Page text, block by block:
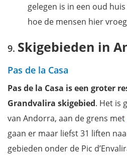
gelegen is in een oud
hoe de mensen hier
Skigebieden in
Pas de la Casa
Pas de la Casa is een groter
Grandvalira skigebied. Het is
van Andorra, aan de grens met
gaan er maar liefst 31 liften
gebieden onder de Pic